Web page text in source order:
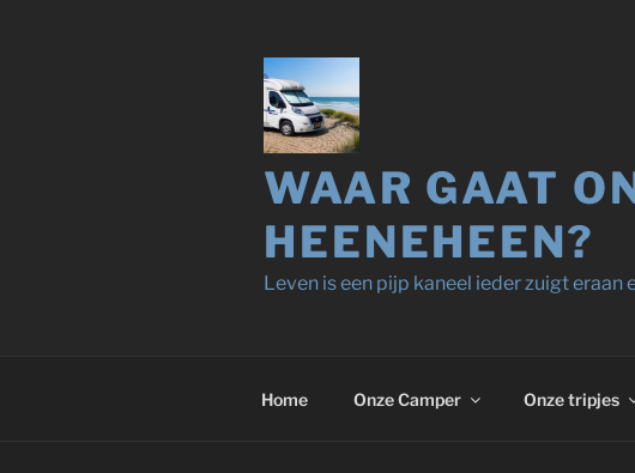
WAAR GAAT
HEENEHEEN?
Leven is een pijp kaneel ieder zuigt eraan
Home Onze Camper Onze tripjes